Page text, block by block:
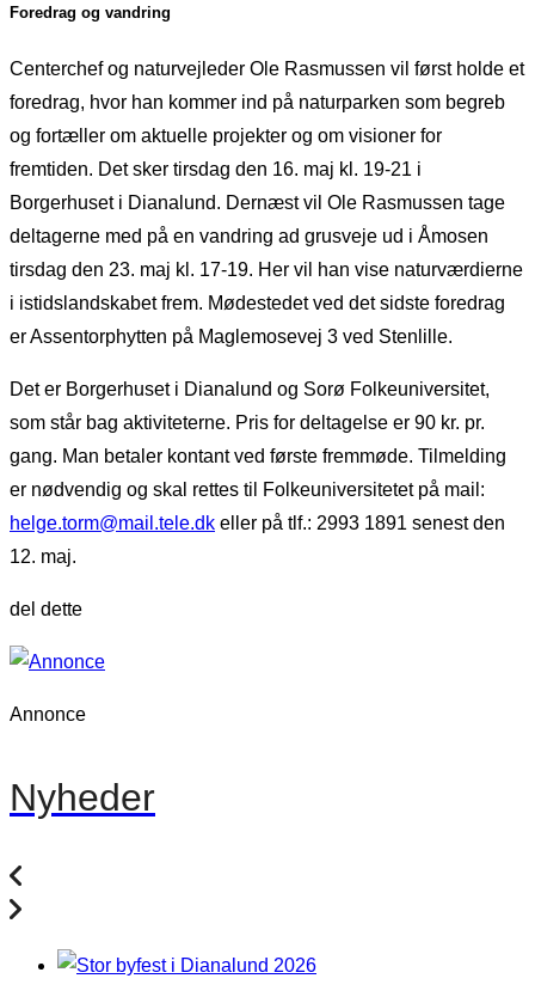
Foredrag og vandring
Centerchef og naturvejleder Ole Rasmussen vil først holde et
foredrag, hvor han kommer ind på naturparken som begreb
og fortæller om aktuelle projekter og om visioner for
fremtiden. Det sker tirsdag den 16. maj kl. 19-21 i
Borgerhuset i Dianalund. Dernæst vil Ole Rasmussen tage
deltagerne med på en vandring ad grusveje ud i Åmosen
tirsdag den 23. maj kl. 17-19. Her vil han vise naturværdierne
i istidslandskabet frem. Mødestedet ved det sidste foredrag
er Assentorphytten på Maglemosevej 3 ved Stenlille.
Det er Borgerhuset i Dianalund og Sorø Folkeuniversitet,
som står bag aktiviteterne. Pris for deltagelse er 90 kr. pr.
gang. Man betaler kontant ved første fremmøde. Tilmelding
er nødvendig og skal rettes til Folkeuniversitetet på mail:
helge.torm@mail.tele.dk eller på tlf.: 2993 1891 senest den
12. maj.
del dette
Annonce
Nyheder